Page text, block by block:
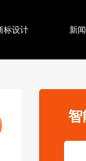
标设计 新
智